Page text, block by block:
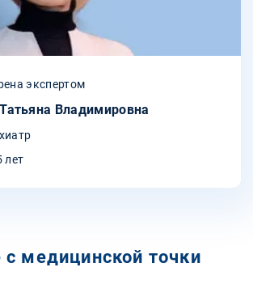
экспертом
Владимировна
лет
с медицинской точки